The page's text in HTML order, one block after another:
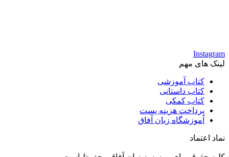
Instagram
لینک های مهم
کتاب آموزشی
کتاب داستانی
کتاب کمکی
پرداخت هزینه پست
آموزشگاه زبان آفاق
نماد اعتماد